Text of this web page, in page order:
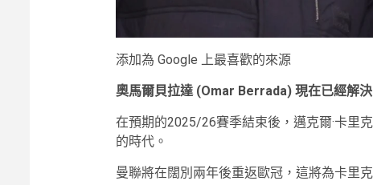
添加為 Google 上最喜歡的來源
奧馬爾貝拉達 (Omar Berrada) 現在已經解
在預期的2025/26賽季結束後，邁克爾·卡里
的時代。
曼聯將在闊別兩年後重返歐冠，這將為卡里